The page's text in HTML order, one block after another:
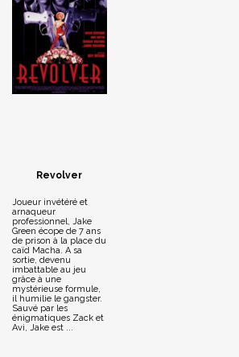
Revolver
Joueur invétéré et
arnaqueur
professionnel, Jake
Green écope de 7 ans
de prison à la place du
caïd Macha. A sa
sortie, devenu
imbattable au jeu
grâce à une
mystérieuse formule,
il humilie le gangster.
Sauvé par les
énigmatiques Zack et
Avi, Jake est ...